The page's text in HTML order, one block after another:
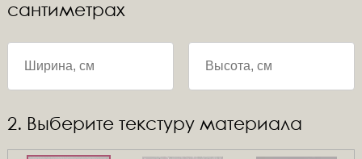
сантиметрах
2. Выберите текстуру материала